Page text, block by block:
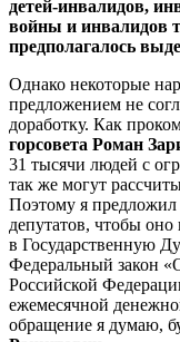
детей-инвалидов,
войны и инвалидов
предполагалось
Однако некоторые
предложением не
доработку. Как
горсовета Роман
31 тысячи людей с
так же могут
Поэтому я предложил
депутатов, чтобы
в Государственную
Федеральный закон
Российской
ежемесячной
обращение я думаю,